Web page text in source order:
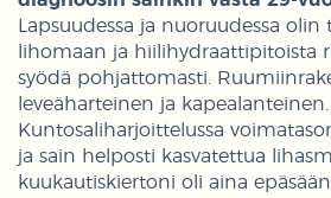
Lapsuudessa ja nuoruudessa olin
lihomaan ja hiilihydraattipitoista
syödä pohjattomasti.
leveäharteinen ja kapealanteinen.
Kuntosaliharjoittelussa
ja sain helposti kasvatettua
kuukautiskiertoni oli aina